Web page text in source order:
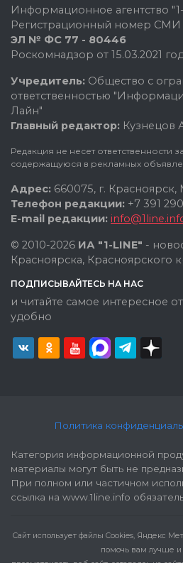
Информационное агентство
Регистрационный номер СМИ
ЭЛ № ФС 77 - 80446
Роскомнадзор от 15.03.2021
Учредитель: Общество с
ответственностью
Лайн"
Главный редактор: Кузнецов
Редакция не несет ответственности
содержащуюся в рекламных
Адрес: 660075, г. Красноярск,
Телефон редакции: +7 391
E-mail редакции:
© 2010-2026 ИА "1-LINE" -
Красноярска, Красноярского
ПОДПИСЫВАЙТЕСЬ НА НАС
и читайте самое интересное
удобно
Политика
Категория информационной
материалы могут быть не
При полном или частичном
ссылка на www.1line.info
Cайт использует файлы Cookies, Яндекс
помочь вам лучше и